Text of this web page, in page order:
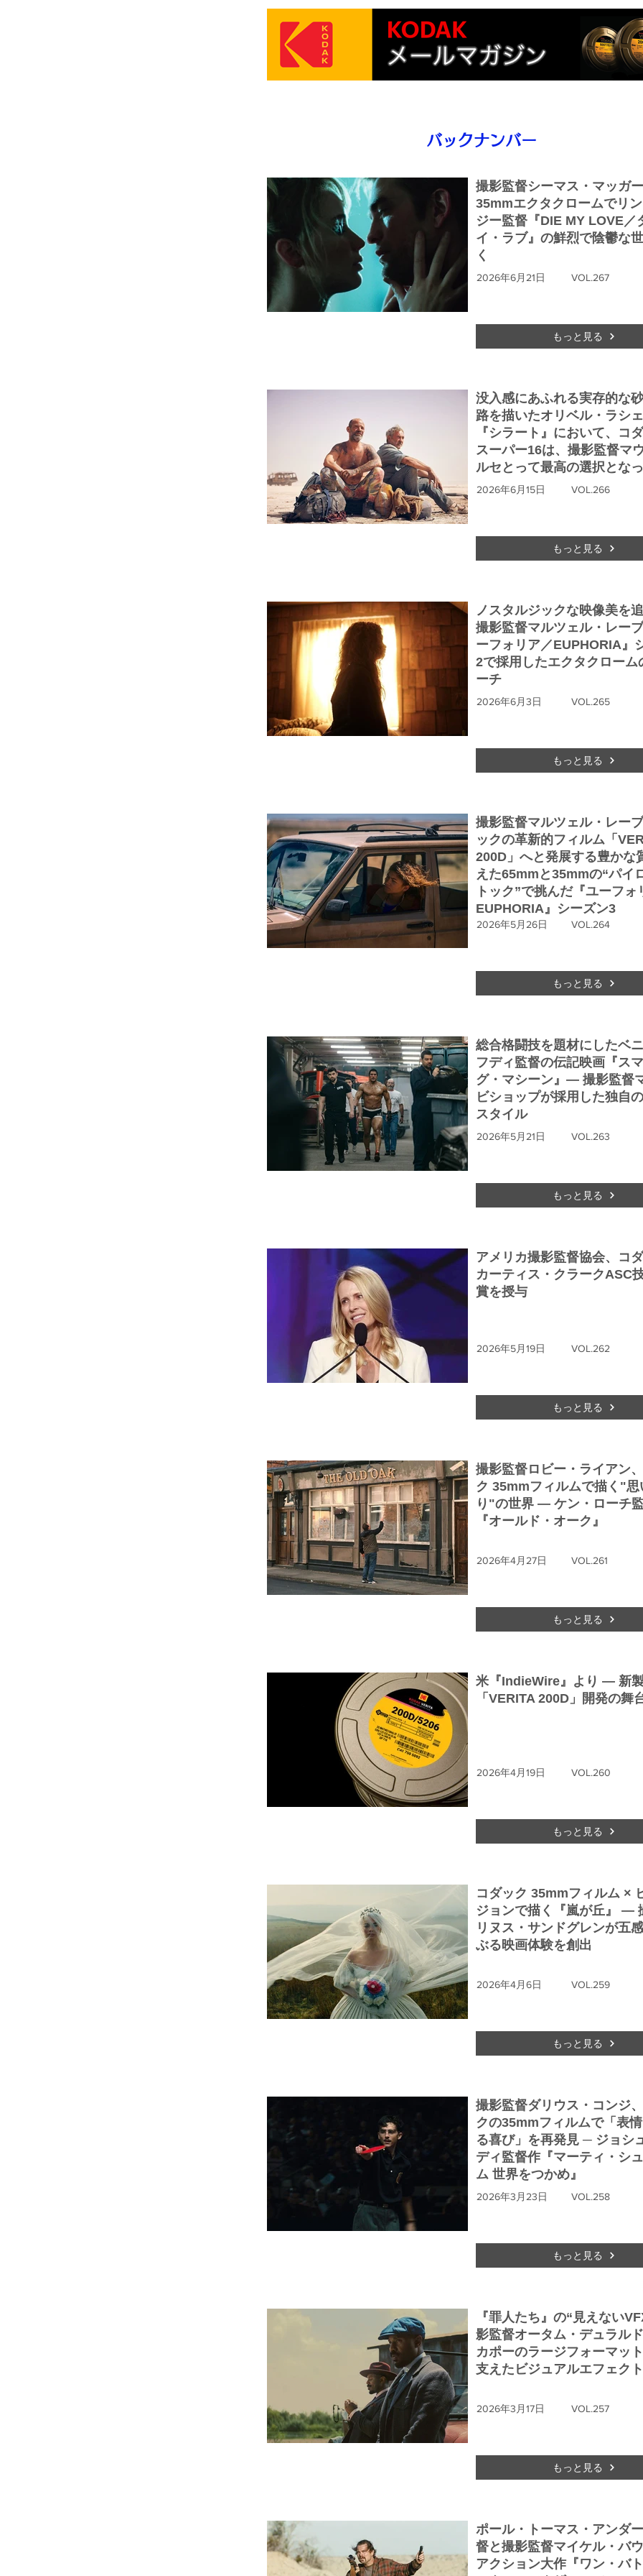
バックナンバー
撮影監督シーマス・マッガー
35mmエクタクロームでリ
ジー監督『DIE MY LOVE／
イ・ラブ』の鮮烈で陰鬱な
く
2026年6月21日 VOL.267
もっと見る
没入感にあふれる実存的な
路を描いたオリベル・ラシ
『シラート』において、コ
スーパー16は、撮影監督マ
ルセとって最高の選択とな
2026年6月15日 VOL.266
もっと見る
ノスタルジックな映像美を追
撮影監督マルツェル・レー
ーフォリア／EUPHORIA』
2で採用したエクタクローム
ーチ
2026年6月3日 VOL.265
もっと見る
撮影監督マルツェル・レー
ックの革新的フィルム「
200D」へと発展する豊かな
えた65mmと35mmの“パイ
トック”で挑んだ『ユーフォ
EUPHORIA』シーズン3
2026年5月26日 VOL.264
もっと見る
総合格闘技を題材にしたベ
フディ監督の伝記映画『ス
グ・マシーン』― 撮影監督
ビショップが採用した独自
スタイル
2026年5月21日 VOL.263
もっと見る
アメリカ撮影監督協会、コ
カーティス・クラークASC
賞を授与
2026年5月19日 VOL.262
もっと見る
撮影監督ロビー・ライアン
ク 35mmフィルムで描く"思
り"の世界 ― ケン・ローチ
『オールド・オーク』
2026年4月27日 VOL.261
もっと見る
米『IndieWire』より ― 新
「VERITA 200D」開発の舞
2026年4月19日 VOL.260
もっと見る
コダック 35mmフィルム ×
ジョンで描く『嵐が丘』 ―
リヌス・サンドグレンが五
ぶる映画体験を創出
2026年4月6日 VOL.259
もっと見る
撮影監督ダリウス・コンジ
クの35mmフィルムで「表情
る喜び」を再発見 ─ ジョシ
ディ監督作『マーティ・シ
ム 世界をつかめ』
2026年3月23日 VOL.258
もっと見る
『罪人たち』の“見えない
影監督オータム・デュラル
カポーのラージフォーマッ
支えたビジュアルエフェクト
2026年3月17日 VOL.257
もっと見る
ポール・トーマス・アンダ
督と撮影監督マイケル・バウ
アクション大作『ワン・バ